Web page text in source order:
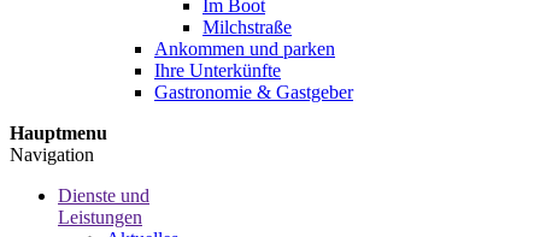
Im Boot
Milchstraße
Ankommen und parken
Ihre Unterkünfte
Gastronomie & Gastgeber
Hauptmenu
Navigation
Dienste und
Leistungen